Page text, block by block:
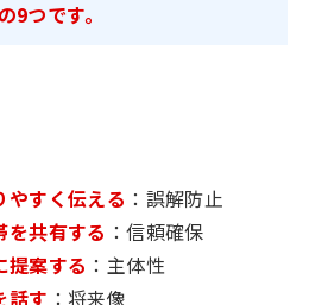
9つです。
やすく伝える ：誤解防止
を共有する ：信頼確保
提案する ：主体性
話す ：将来像